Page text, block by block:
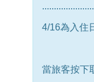
......................
4/16為入住
當旅客按下